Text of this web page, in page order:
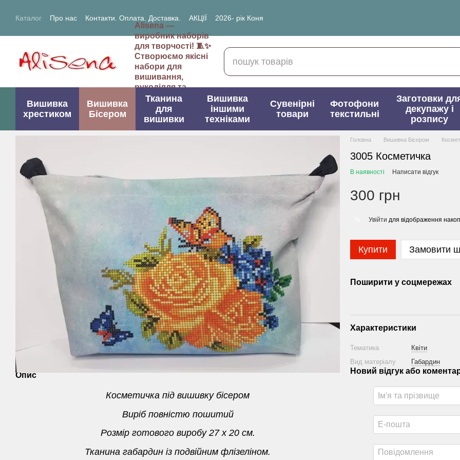
Каталог
Про нас Контакти. Оплата. Доставка. АКЦІЇ
2026- рік Коня
Alisena —
виробник наборів
для творчості! 🧵✨
Створюємо якісні
набори для
вишивання,
рукоділля та
творчих проектів.
Вишивка
хрестиком
Вишивка
Бісером
Тканина
для
вишивки
Вишивка
іншими
техніками
Сувенірні
товари
Фотофони
текстильні
Заготовки
декупажу і
розпису
Опис
Косметичка під вишивку бісером
Виріб повністю пошитий
Розмір готового виробу 27 х 20 см.
Тканина габардин із подвійним флізеліном.
Головна Вишивка Бісером
3005 Косметичка
В наявності Написати відгук
300 грн
Увійти для відображення
Купити Замовити
Поширити у соцмережах
Характеристики
Тематика
Квіти
Вид матеріалу
Габардин
Новий відгук або